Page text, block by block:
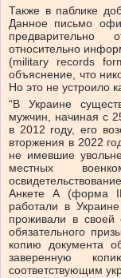
Также в паблике
Данное письмо
предварительно
относительно
(military records
объяснение, что
Но это не устроило
“В Украине
мужчин, начиная с
в 2012 году, его
вторжения в 2022
не имевшие
местных
Анкете А (форма
работали в
проживали в своей
обязательного
копию документа
заверенную
соответствующим